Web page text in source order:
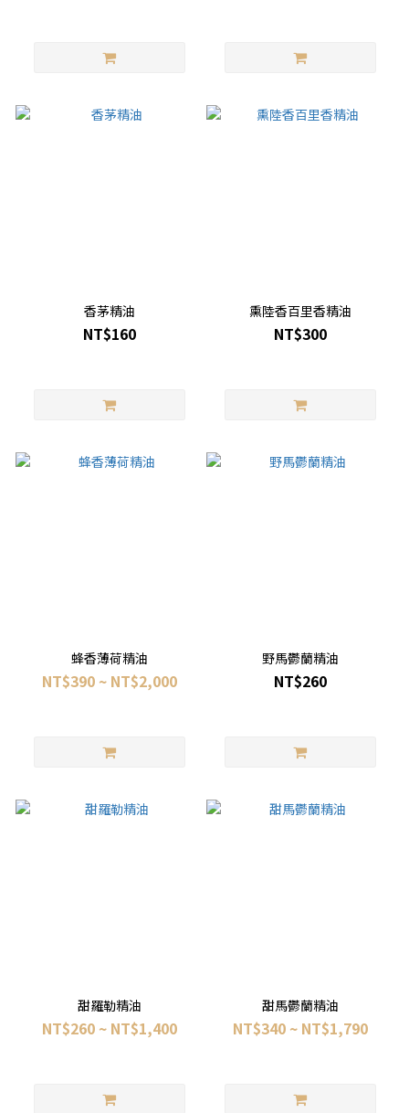
香茅精油
NT$160
熏陸香百里香精油
NT$300
蜂香薄荷精油
NT$390 ~ NT$2,000
野馬鬱蘭精油
NT$260
甜羅勒精油
NT$260 ~ NT$1,400
甜馬鬱蘭精油
NT$340 ~ NT$1,790